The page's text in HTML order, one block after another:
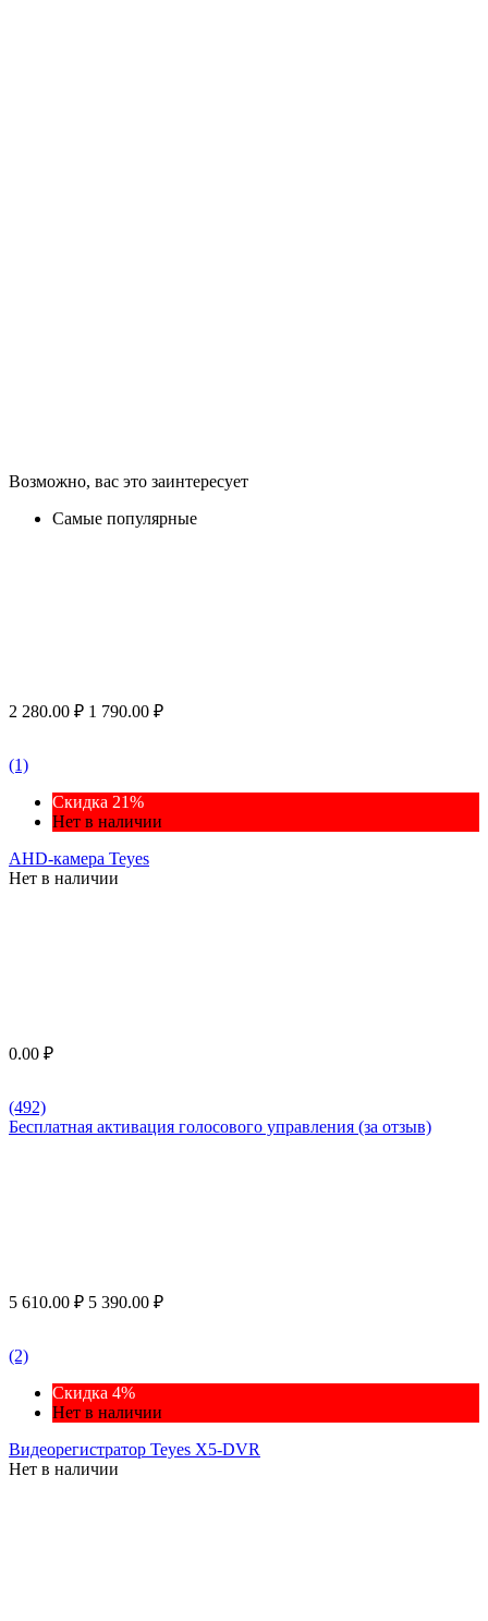
Возможно, вас это заинтересует
Самые популярные
2 280.00 ₽ 1 790.00 ₽
(1)
Скидка 21%
Нет в наличии
AHD-камера Teyes
Нет в наличии
0.00 ₽
(492)
Бесплатная активация голосового управления (за отзыв)
5 610.00 ₽ 5 390.00 ₽
(2)
Скидка 4%
Нет в наличии
Видеорегистратор Teyes X5-DVR
Нет в наличии